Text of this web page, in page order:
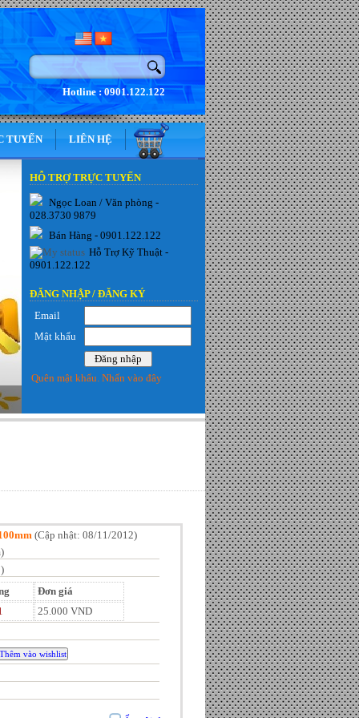
Hotline : 0901.122.122
TUYẾN LIÊN HỆ
HỖ TRỢ TRỰC TUYẾN
Ngọc Loan / Văn phòng -
028.3730 9879
Bán Hàng - 0901.122.122
Hỗ Trợ Kỹ Thuật -
0901.122.122
ĐĂNG NHẬP / ĐĂNG KÝ
Email
Mật khẩu
Quên mật khẩu. Nhấn vào đây
(Cập nhật: 08/11/2012)
Đơn giá
25.000 VND